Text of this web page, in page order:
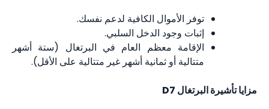
توفر الأموال الكافية لدعم نفسك.
إثبات وجود الدخل السلبي.
الإقامة معظم العام في البرتغال (ستة أشهر
متتالية أو ثمانية أشهر غير متتالية على الأقل).
مزايا تأشيرة البرتغال D7